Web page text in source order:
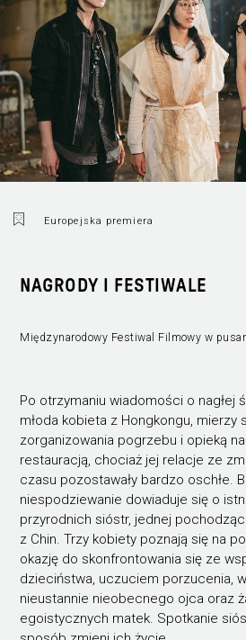
Europejska premiera
NAGRODY I FESTIWALE
Międzynarodowy Festiwal Filmowy w
Po otrzymaniu wiadomości o nagłej
młoda kobieta z Hongkongu, mierzy
zorganizowania pogrzebu i opieką
restauracją, chociaż jej relacje ze
czasu pozostawały bardzo oschłe.
niespodziewanie dowiaduje się o
przyrodnich sióstr, jednej
z Chin. Trzy kobiety poznają się na
okazję do skonfrontowania się ze
dzieciństwa, uczuciem porzucenia,
nieustannie nieobecnego ojca oraz
egoistycznych matek. Spotkanie